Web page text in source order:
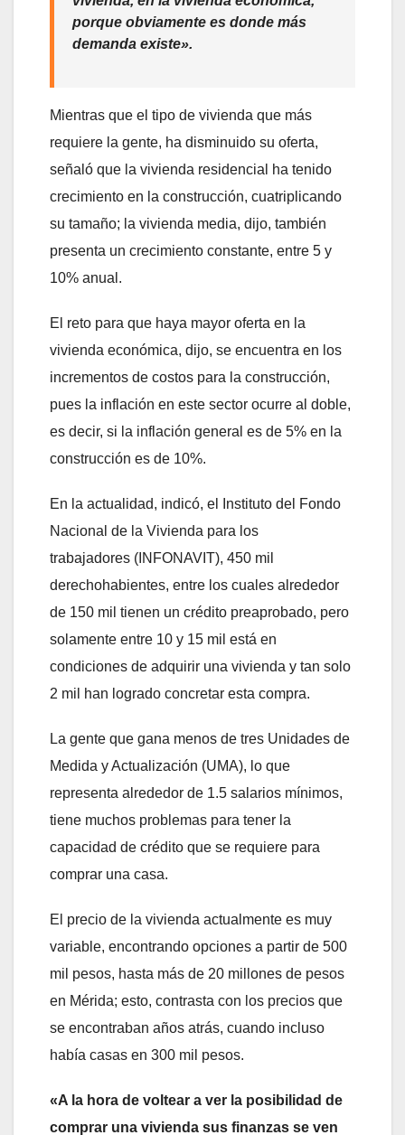
porque obviamente es donde más
demanda existe».
Mientras que el tipo de vivienda que más
requiere la gente, ha disminuido su oferta,
señaló que la vivienda residencial ha tenido
crecimiento en la construcción, cuatriplicando
su tamaño; la vivienda media, dijo, también
presenta un crecimiento constante, entre 5 y
10% anual.
El reto para que haya mayor oferta en la
vivienda económica, dijo, se encuentra en los
incrementos de costos para la construcción,
pues la inflación en este sector ocurre al doble,
es decir, si la inflación general es de 5% en la
construcción es de 10%.
En la actualidad, indicó, el Instituto del Fondo
Nacional de la Vivienda para los
trabajadores (INFONAVIT), 450 mil
derechohabientes, entre los cuales alrededor
de 150 mil tienen un crédito preaprobado, pero
solamente entre 10 y 15 mil está en
condiciones de adquirir una vivienda y tan solo
2 mil han logrado concretar esta compra.
La gente que gana menos de tres Unidades de
Medida y Actualización (UMA), lo que
representa alrededor de 1.5 salarios mínimos,
tiene muchos problemas para tener la
capacidad de crédito que se requiere para
comprar una casa.
El precio de la vivienda actualmente es muy
variable, encontrando opciones a partir de 500
mil pesos, hasta más de 20 millones de pesos
en Mérida; esto, contrasta con los precios que
se encontraban años atrás, cuando incluso
había casas en 300 mil pesos.
«A la hora de voltear a ver la posibilidad de
comprar una vivienda sus finanzas se ven